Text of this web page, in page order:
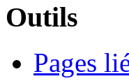
Outils
Pages